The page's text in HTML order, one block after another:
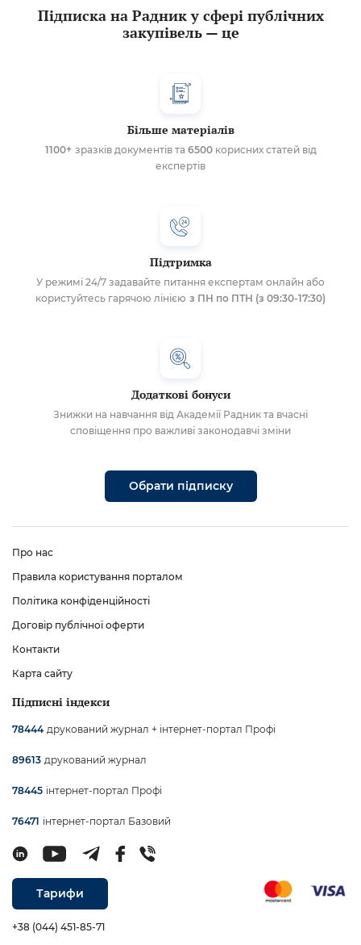
Підписка на Радник у сфері публічних
закупівель — це
Більше матеріалів
1100+ зразків документів та 6500корисних статей від
експертів
Підтримка
У режимі 24/7 задавайте питання експертам онлайн або
користуйтесь гарячою лінією з ПН по ПТН (з 09:30-17:30)
Додаткові бонуси
Знижки на навчання від Академії Радник та вчасні
сповіщення про важливі законодавчі зміни
Обрати підписку
Про нас
Правила користування порталом
Політика конфіденційності
Договір публічної оферти
Контакти
Карта сайту
Підписні індекси
78444 друкований журнал + інтернет-портал Профі
89613 друкований журнал
78445 інтернет-портал Профі
76471 інтернет-портал Базовий
Тарифи
+38 (044) 451-85-71